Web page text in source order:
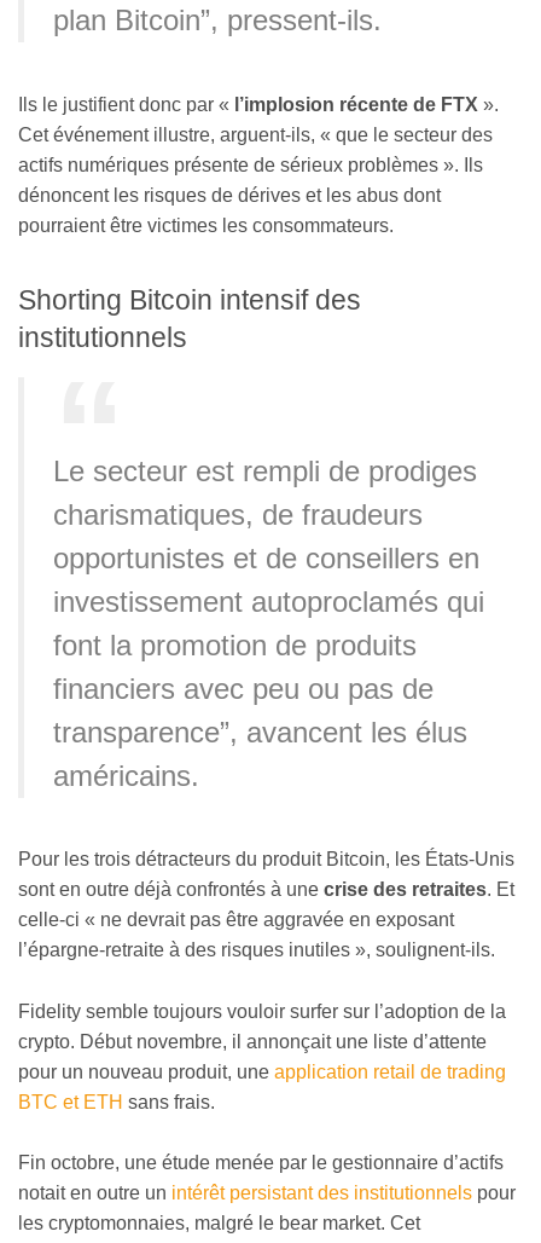
plan Bitcoin”, pressent-ils.
Ils le justifient donc par « l’implosion récente de FTX ».
Cet événement illustre, arguent-ils, « que le secteur des
actifs numériques présente de sérieux problèmes ». Ils
dénoncent les risques de dérives et les abus dont
pourraient être victimes les consommateurs.
Shorting Bitcoin intensif des
institutionnels
Le secteur est rempli de prodiges
charismatiques, de fraudeurs
opportunistes et de conseillers en
investissement autoproclamés qui
font la promotion de produits
financiers avec peu ou pas de
transparence”, avancent les élus
américains.
Pour les trois détracteurs du produit Bitcoin, les États-Unis
sont en outre déjà confrontés à une crise des retraites. Et
celle-ci « ne devrait pas être aggravée en exposant
l’épargne-retraite à des risques inutiles », soulignent-ils.
Fidelity semble toujours vouloir surfer sur l’adoption de la
crypto. Début novembre, il annonçait une liste d’attente
pour un nouveau produit, une application retail de trading
BTC et ETH sans frais.
Fin octobre, une étude menée par le gestionnaire d’actifs
notait en outre un intérêt persistant des institutionnels pour
les cryptomonnaies, malgré le bear market. Cet